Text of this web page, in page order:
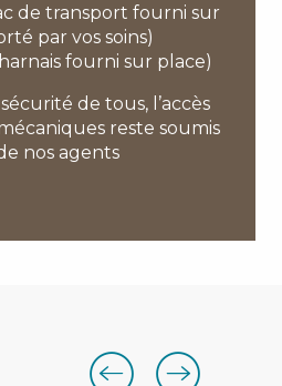
de transport fourni sur
par vos soins)
fourni sur place)
de tous, l’accès
reste soumis
nos agents